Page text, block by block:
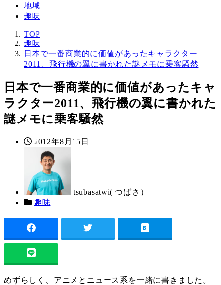
地域
趣味
TOP
趣味
日本で一番商業的に価値があったキャラクター
2011、飛行機の翼に書かれた謎メモに乗客騒然
日本で一番商業的に価値があったキャ
ラクター2011、飛行機の翼に書かれた
謎メモに乗客騒然
投
日
2012年8月15日
tsubasatwi( つばさ）
カ
ゴ
リ
ー
趣味
- - -
めずらしく、アニメとニュース系を一緒に書きました。